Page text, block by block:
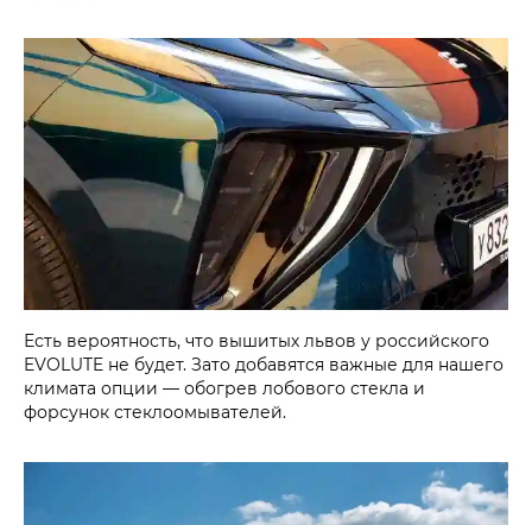
Есть вероятность, что вышитых львов у российского
EVOLUTE не будет. Зато добавятся важные для нашего
климата опции — обогрев лобового стекла и
форсунок стеклоомывателей.